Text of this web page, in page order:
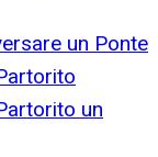
un Ponte
un